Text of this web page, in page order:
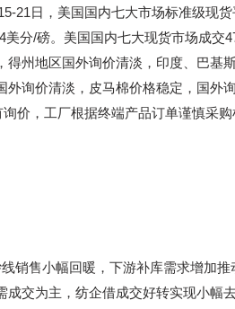
日，美国国内七大市场标准级现货
美分/磅。美国国内七大现货市场成交
得州地区国外询价清淡，印度、巴基
外询价清淡，皮马棉价格稳定，国外
询价，工厂根据终端产品订单谨慎采
售小幅回暖，下游补库需求增加推
成交为主，纺企借成交好转实现小幅